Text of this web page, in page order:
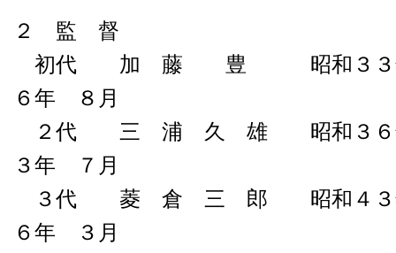
２ 監 督
初代 加 藤 豊 昭和３３年
６年 ８月
２代 三 浦 久 雄 昭和３６
３年 ７月
３代 菱 倉 三 郎 昭和４３
６年 ３月